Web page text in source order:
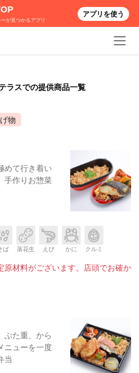
ラスでの提供商品一覧
物
めて行き着い
手作りお惣菜
ば 落花生 えび かに クルミ
原材料がございます。店頭でお確か
ぶた重、から
ニューを一度
当
が見つかるアプリ
アプリを使う